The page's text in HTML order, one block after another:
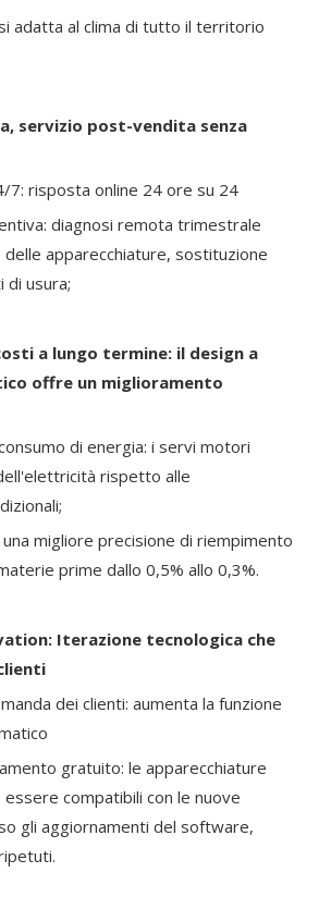
adatta al clima di tutto il territorio
servizio post-vendita senza
7: risposta online 24 ore su 24
diagnosi remota trimestrale
apparecchiature, sostituzione
di usura;
a lungo termine: il design a
offre un miglioramento
di energia: i servi motori
rispetto alle
migliore precisione di riempimento
prime dallo 0,5% allo 0,3%.
Iterazione tecnologica che
dei clienti: aumenta la funzione
gratuito: le apparecchiature
compatibili con le nuove
gli aggiornamenti del software,